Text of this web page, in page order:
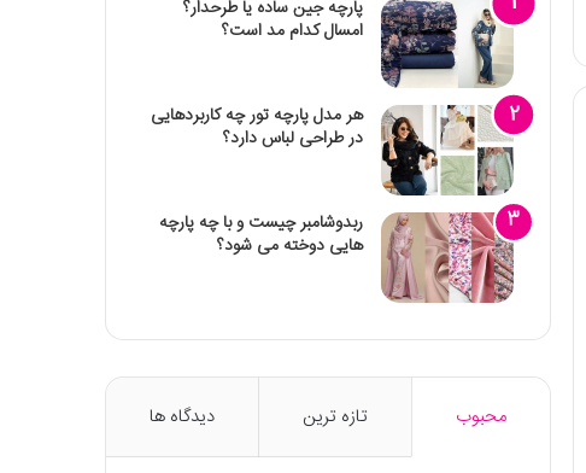
پارچه جین ساده یا طرحدار؟
امسال کدام مد است؟
هر مدل پارچه تور چه کاربردهایی
در طراحی لباس دارد؟
ربدوشامبر چیست و با چه پارچه
هایی دوخته می شود؟
محبوب تازه ترین دیدگاه ها